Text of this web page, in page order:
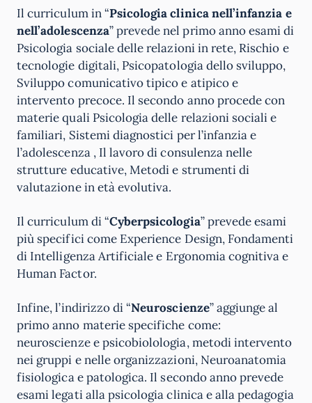
Il curriculum in “Psicologia clinica nell’infanzia e
nell’adolescenza” prevede nel primo anno esami di
Psicologia sociale delle relazioni in rete, Rischio e
tecnologie digitali, Psicopatologia dello sviluppo,
Sviluppo comunicativo tipico e atipico e
intervento precoce. Il secondo anno procede con
materie quali Psicologia delle relazioni sociali e
familiari, Sistemi diagnostici per l’infanzia e
l’adolescenza , Il lavoro di consulenza nelle
strutture educative, Metodi e strumenti di
valutazione in età evolutiva.
Il curriculum di “Cyberpsicologia” prevede esami
più specifici come Experience Design, Fondamenti
di Intelligenza Artificiale e Ergonomia cognitiva e
Human Factor.
Infine, l’indirizzo di “Neuroscienze” aggiunge al
primo anno materie specifiche come:
neuroscienze e psicobiolologia, metodi intervento
nei gruppi e nelle organizzazioni, Neuroanatomia
fisiologica e patologica. Il secondo anno prevede
esami legati alla psicologia clinica e alla pedagogia